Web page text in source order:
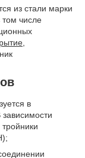
из стали марки
том числе
в